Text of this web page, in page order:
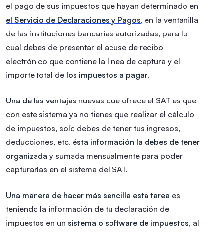
el pago de sus impuestos que hayan determinado en
el Servicio de Declaraciones y Pagos, en la ventanilla
de las instituciones bancarias autorizadas, para lo
cual debes de presentar el acuse de recibo
electrónico que contiene la línea de captura y el
importe total de los impuestos a pagar.
Una de las ventajas nuevas que ofrece el SAT es que
con este sistema ya no tienes que realizar el cálculo
de impuestos, solo debes de tener tus ingresos,
deducciones, etc. ésta información la debes de tener
organizada y sumada mensualmente para poder
capturarlas en el sistema del SAT.
Una manera de hacer más sencilla esta tarea es
teniendo la información de tu declaración de
impuestos en un sistema o software de impuestos, al